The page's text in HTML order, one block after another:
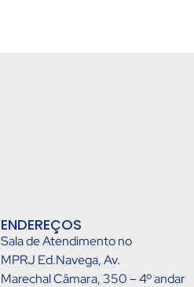
ENDEREÇOS
Sala de Atendimento no
MPRJ Ed.Navega, Av.
Marechal Câmara, 350 – 4º andar